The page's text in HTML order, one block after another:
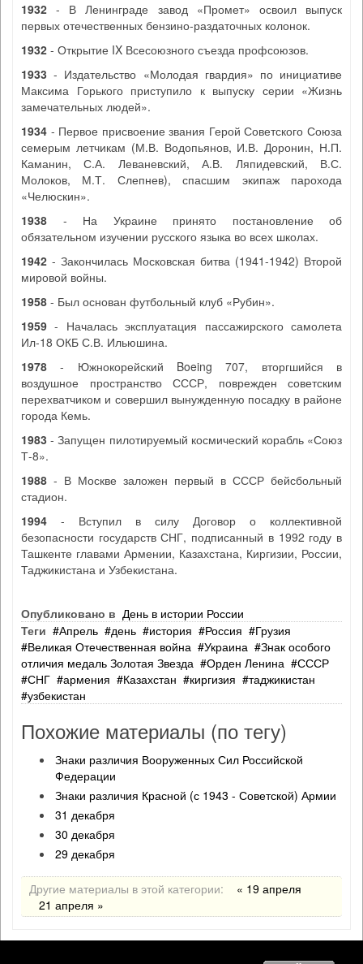
1932 - В Ленинграде завод «Промет» освоил выпуск
первых отечественных бензино-раздаточных колонок.
1932 - Открытие IX Всесоюзного съезда профсоюзов.
1933 - Издательство «Молодая гвардия» по инициативе
Максима Горького приступило к выпуску серии «Жизнь
замечательных людей».
1934 - Первое присвоение звания Герой Советского Союза
семерым летчикам (М.В. Водопьянов, И.В. Доронин, Н.П.
Каманин, С.А. Леваневский, А.В. Ляпидевский, В.С.
Молоков, М.Т. Слепнев), спасшим экипаж парохода
«Челюскин».
1938 - На Украине принято постановление об
обязательном изучении русского языка во всех школах.
1942 - Закончилась Московская битва (1941-1942) Второй
мировой войны.
1958 - Был основан футбольный клуб «Рубин».
1959 - Началась эксплуатация пассажирского самолета
Ил-18 ОКБ С.В. Ильюшина.
1978 - Южнокорейский Boeing 707, вторгшийся в
воздушное пространство СССР, поврежден советским
перехватчиком и совершил вынужденную посадку в районе
города Кемь.
1983 - Запущен пилотируемый космический корабль «Союз
Т-8».
1988 - В Москве заложен первый в СССР бейсбольный
стадион.
1994 - Вступил в силу Договор о коллективной
безопасности государств СНГ, подписанный в 1992 году в
Ташкенте главами Армении, Казахстана, Киргизии, России,
Таджикистана и Узбекистана.
Опубликовано в День в истории России
Теги
Апрель день история Россия
Грузия
Великая Отечественная война
Украина
Знак особого
отличия медаль Золотая Звезда
Орден Ленина
СССР
СНГ
армения Казахстан киргизия
таджикистан
узбекистан
Похожие материалы (по тегу)
Знаки различия Вооруженных Сил Российской
Федерации
Знаки различия Красной (с 1943 - Советской) Армии
31 декабря
30 декабря
29 декабря
Другие материалы в этой категории:
« 19 апреля
21 апреля »